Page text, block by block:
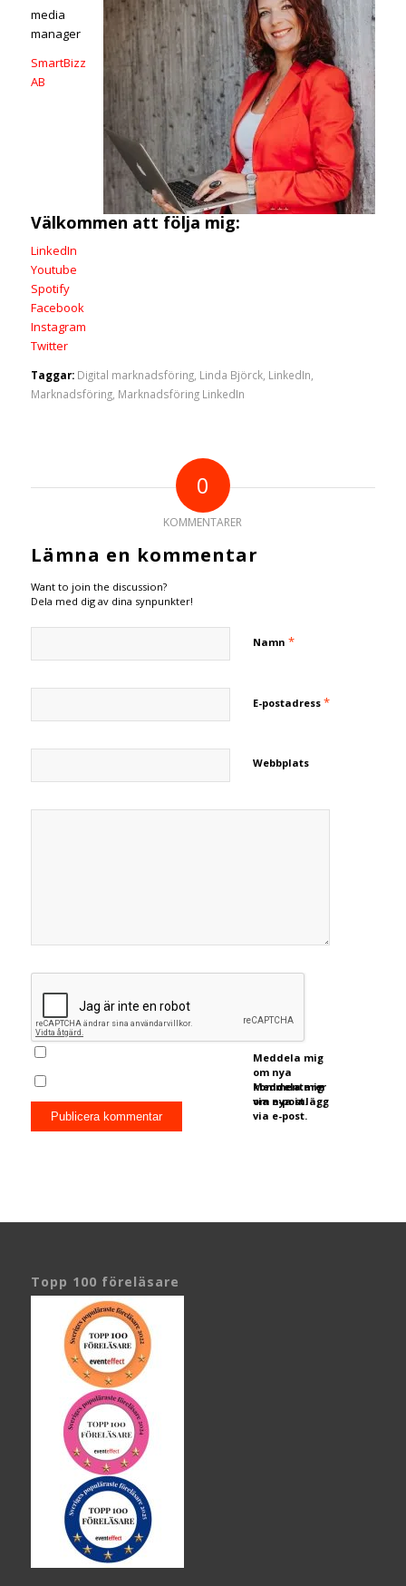
media
manager
SmartBizz
AB
Välkommen att följa mig:
LinkedIn
Youtube
Spotify
Facebook
Instagram
Twitter
Taggar: Digital marknadsföring, Linda Björck, LinkedIn
Marknadsföring, Marknadsföring LinkedIn
0
KOMMENTARER
Lämna en kommentar
Want to join the discussion?
Dela med dig av dina synpunkter!
Namn *
E-postadress *
Webbplats
Meddela mig
om nya
kommentarer
via e-post.
Meddela mig
om nya inlägg
via e-post.
Topp 100 föreläsare